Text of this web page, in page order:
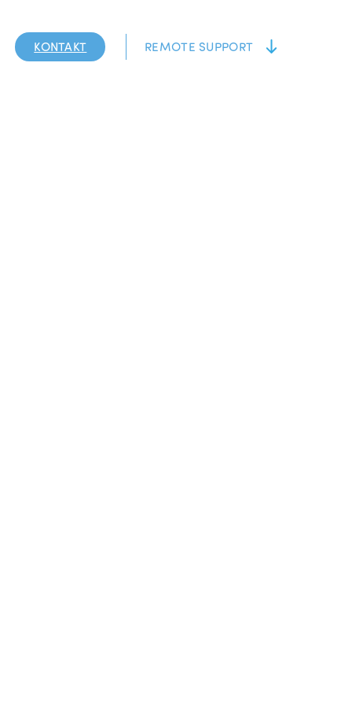
KONTAKT REMOTE SUPPORT